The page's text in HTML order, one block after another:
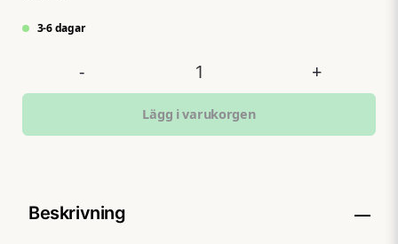
3-6 dagar
- +
Lägg i varukorgen
Beskrivning